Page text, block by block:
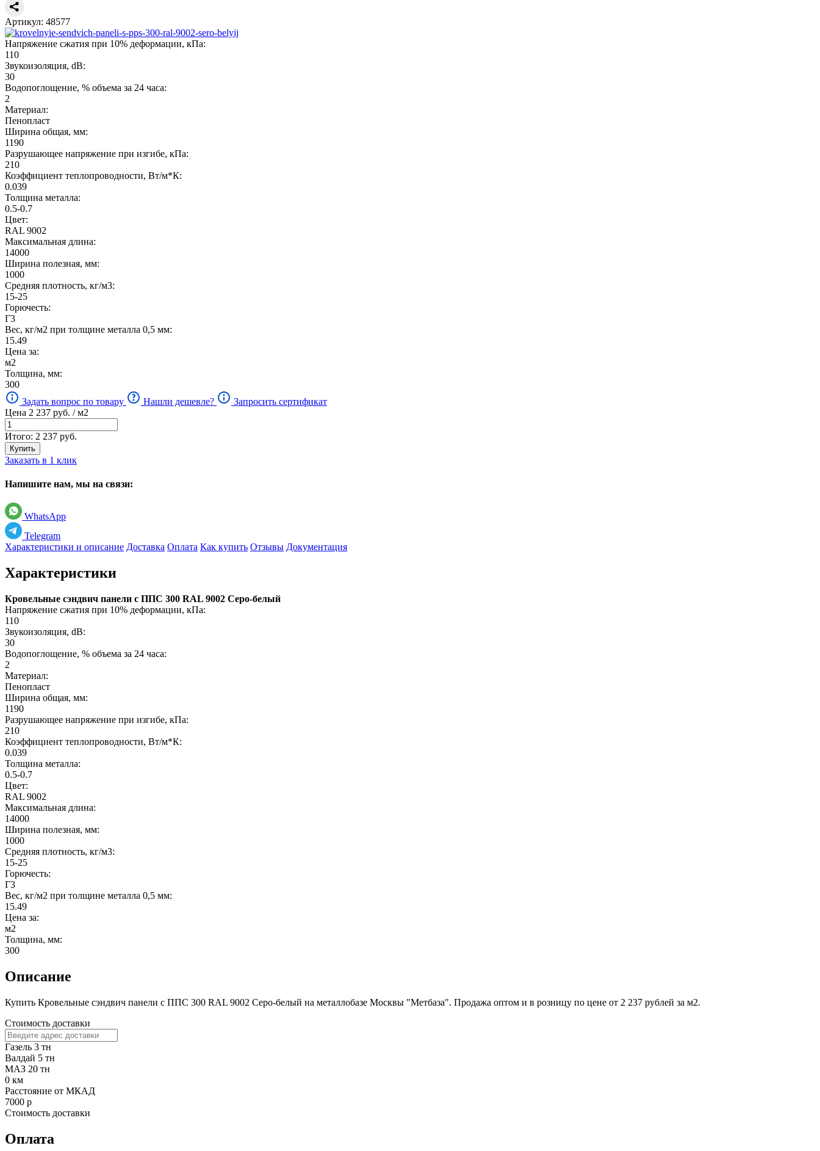
Артикул: 48577
Напряжение сжатия при 10% деформации, кПа:
110
Звукоизоляция, dB:
30
Водопоглощение, % объема за 24 часа:
2
Материал:
Пенопласт
Ширина общая, мм:
1190
Разрушающее напряжение при изгибе, кПа:
210
Коэффициент теплопроводности, Вт/м*К:
0.039
Толщина металла:
0.5-0.7
Цвет:
RAL 9002
Максимальная длина:
14000
Ширина полезная, мм:
1000
Средняя плотность, кг/м3:
15-25
Горючесть:
Г3
Вес, кг/м2 при толщине металла 0,5 мм:
15.49
Цена за:
м2
Толщина, мм:
300
Задать вопрос по товару
Нашли дешевле?
Запросить сертификат
Цена 2 237 руб. / м2
Итого: 2 237 руб.
Купить
Заказать в 1 клик
Напишите нам, мы на связи:
WhatsApp
Telegram
Характеристики и описание Доставка Оплата Как купить Отзывы Документация
Характеристики
Кровельные сэндвич панели с ППС 300 RAL 9002 Серо-белый
Напряжение сжатия при 10% деформации, кПа:
110
Звукоизоляция, dB:
30
Водопоглощение, % объема за 24 часа:
2
Материал:
Пенопласт
Ширина общая, мм:
1190
Разрушающее напряжение при изгибе, кПа:
210
Коэффициент теплопроводности, Вт/м*К:
0.039
Толщина металла:
0.5-0.7
Цвет:
RAL 9002
Максимальная длина:
14000
Ширина полезная, мм:
1000
Средняя плотность, кг/м3:
15-25
Горючесть:
Г3
Вес, кг/м2 при толщине металла 0,5 мм:
15.49
Цена за:
м2
Толщина, мм:
300
Описание
Купить Кровельные сэндвич панели с ППС 300 RAL 9002 Серо-белый на металлобазе Москвы "Метбаза". Продажа оптом и в розницу по цене от 2 237 рублей за м2.
Стоимость доставки
Газель 3 тн
Валдай 5 тн
МАЗ 20 тн
0 км
Расстояние от МКАД
7000 р
Стоимость доставки
Оплата